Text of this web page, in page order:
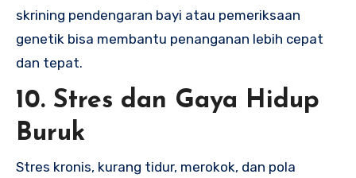
skrining pendengaran bayi atau pemeriksaan
genetik bisa membantu penanganan lebih cepat
dan tepat.
10. Stres dan Gaya Hidup
Buruk
Stres kronis, kurang tidur, merokok, dan pola